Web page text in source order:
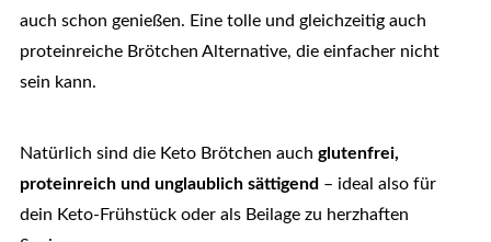
auch schon genießen. Eine tolle und gleichzeitig auch
proteinreiche Brötchen Alternative, die einfacher nicht
sein kann.
Natürlich sind die Keto Brötchen auch glutenfrei,
proteinreich und unglaublich sättigend – ideal also für
dein Keto-Frühstück oder als Beilage zu herzhaften